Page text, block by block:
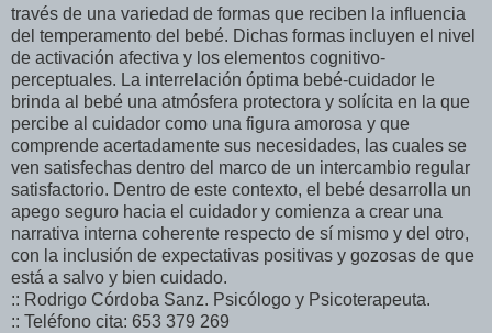
través de una variedad de formas que reciben la influencia
del temperamento del bebé. Dichas formas incluyen el nivel
de activación afectiva y los elementos cognitivo-
perceptuales. La interrelación óptima bebé-cuidador le
brinda al bebé una atmósfera protectora y solícita en la que
percibe al cuidador como una figura amorosa y que
comprende acertadamente sus necesidades, las cuales se
ven satisfechas dentro del marco de un intercambio regular
satisfactorio. Dentro de este contexto, el bebé desarrolla un
apego seguro hacia el cuidador y comienza a crear una
narrativa interna coherente respecto de sí mismo y del otro,
con la inclusión de expectativas positivas y gozosas de que
está a salvo y bien cuidado.
:: Rodrigo Córdoba Sanz. Psicólogo y Psicoterapeuta.
:: Teléfono cita: 653 379 269